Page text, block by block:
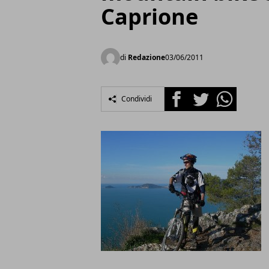
Caprione
di Redazione03/06/2011
Condividi FacebookTwitterWhatsapp